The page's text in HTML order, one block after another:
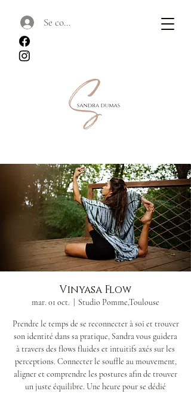
Se connecter
Vinyasa Flow
mar. 01 oct. Studio Pomme,Toulouse
Prendre le temps de se reconnecter à soi et trouver
son identité dans sa pratique, Sandra vous guidera
à travers des flows fluides et intuitifs axés sur les
perceptions. Connecter le souffle au mouvement,
aligner et comprendre les postures afin de trouver
un juste équilibre. Une heure pour se dédié